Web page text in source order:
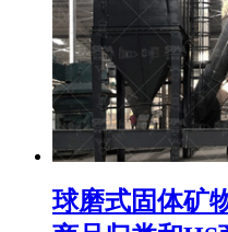
球磨式固体矿